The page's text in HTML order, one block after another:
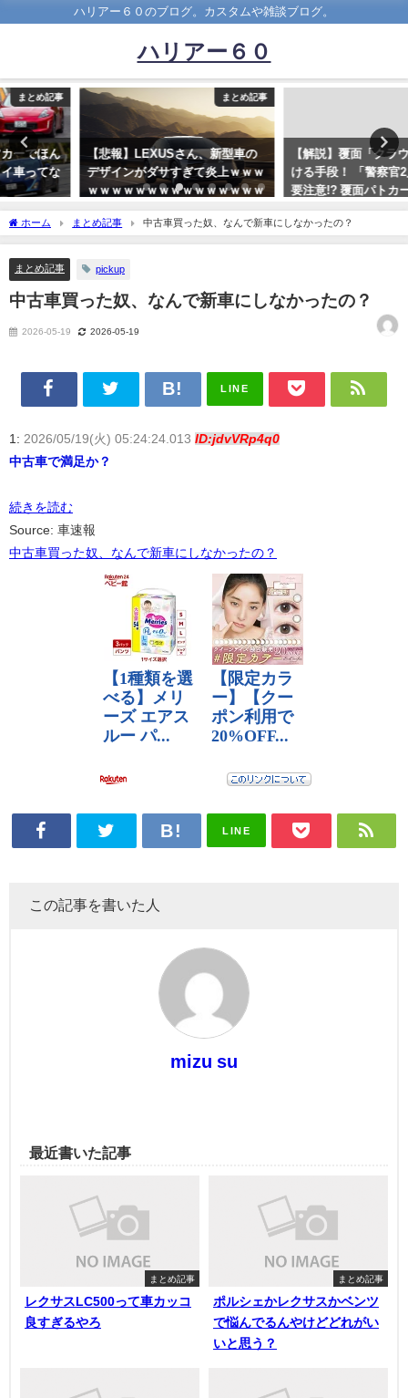
ハリアー６０のブログ。カスタムや雑談ブログ。
ハリアー６０
【悲報】LEXUSさん、新型車の
デザインがダサすぎて炎上ｗｗｗ
ｗｗｗｗｗｗｗｗｗｗｗｗｗｗｗ
ｗｗｗｗｗｗｗｗｗｗｗｗｗｗｗ
ｗｗｗ
【解説】覆面「クラウン」を見分
ける手段！ 「警察官2人乗車」に
要注意!? 覆面パトカーを見分ける
5つの方法
ホーム まとめ記事 中古車買った奴、なんで新車にしなかったの？
まとめ記事 pickup
中古車買った奴、なんで新車にしなかったの？
2026-05-19 2026-05-19
LINE
1: 2026/05/19(火) 05:24:24.013 ID:jdvVRp4q0
中古車で満足か？
続きを読む
Source: 車速報
中古車買った奴、なんで新車にしなかったの？
LINE
この記事を書いた人
mizu su
最近書いた記事
まとめ記事
レクサスLC500って車カッコ
良すぎるやろ
まとめ記事
ポルシェかレクサスかベンツ
で悩んでるんやけどどれがい
いと思う？